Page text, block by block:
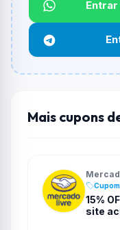
De quanto é o
O cupom dá
5%
Qual é o valor
O valor minimo de
Qual é o
Não
e alguns
não aceitar cupons.
Mais cupons
15%
site